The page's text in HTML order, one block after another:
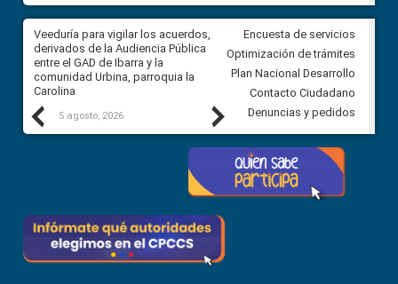
Previous
Veeduría para vigilar los acuerdos,
derivados de la Audiencia Pública
entre el GAD de Ibarra y la
comunidad Urbina, parroquia la
Carolina
5 agosto, 2026
CPCCS convoca a Veeduría
Ciudadana para vigilar el
en la Universidad de Cuenca
5 agosto, 2026
Next
Encuesta de servicios
Optimización de trámites
Plan Nacional Desarrollo
Contacto Ciudadano
Denuncias y pedidos